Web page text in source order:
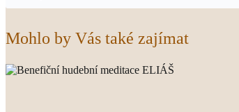
Mohlo by Vás také zajímat